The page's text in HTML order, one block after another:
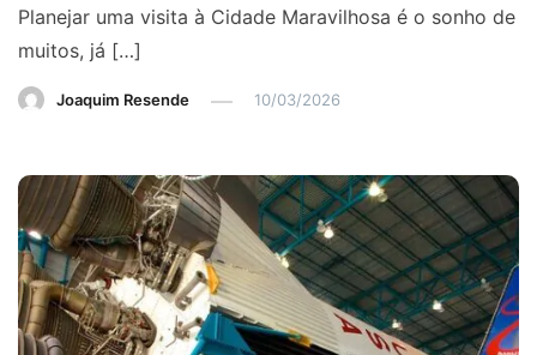
Planejar uma visita à Cidade Maravilhosa é o sonho de
muitos, já […]
Joaquim Resende 10/03/2026